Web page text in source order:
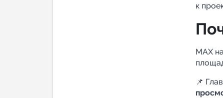
к
MAX
📌